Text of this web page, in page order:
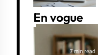
En vogue
7 min read